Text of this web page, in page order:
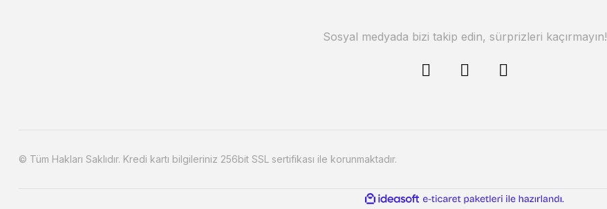
Sosyal medyada bizi takip edin, sürprizleri kaçırmayın!
© Tüm Hakları Saklıdır. Kredi kartı bilgileriniz 256bit SSL sertifikası ile korunmaktadır.
ideasoft
e-